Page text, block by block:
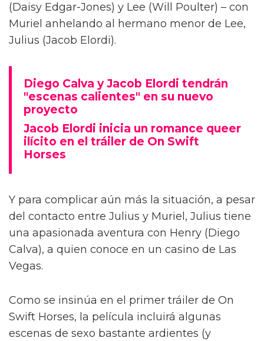
(Daisy Edgar-Jones) y Lee (Will Poulter) – con
Muriel anhelando al hermano menor de Lee,
Julius (Jacob Elordi).
Diego Calva y Jacob Elordi tendrán
"escenas calientes" en su nuevo
proyecto
Jacob Elordi inicia un romance queer
ilícito en el tráiler de On Swift
Horses
Y para complicar aún más la situación, a pesar
del contacto entre Julius y Muriel, Julius tiene
una apasionada aventura con Henry (Diego
Calva), a quien conoce en un casino de Las
Vegas.
Como se insinúa en el primer tráiler de On
Swift Horses, la película incluirá algunas
escenas de sexo bastante ardientes (y